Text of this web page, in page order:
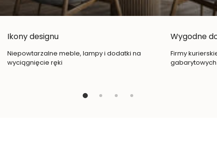
Ikony designu
Niepowtarzalne meble, lampy i dodatki na
wyciągnięcie ręki
Wygodne
Firmy
gabarytowych